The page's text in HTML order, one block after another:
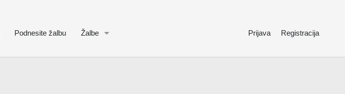
Podnesite žalbu Žalbe Prijava Registracija